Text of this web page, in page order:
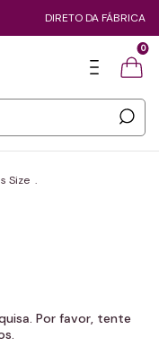
DIRETO DA FÁBRICA
0
Size .
Por favor, tente